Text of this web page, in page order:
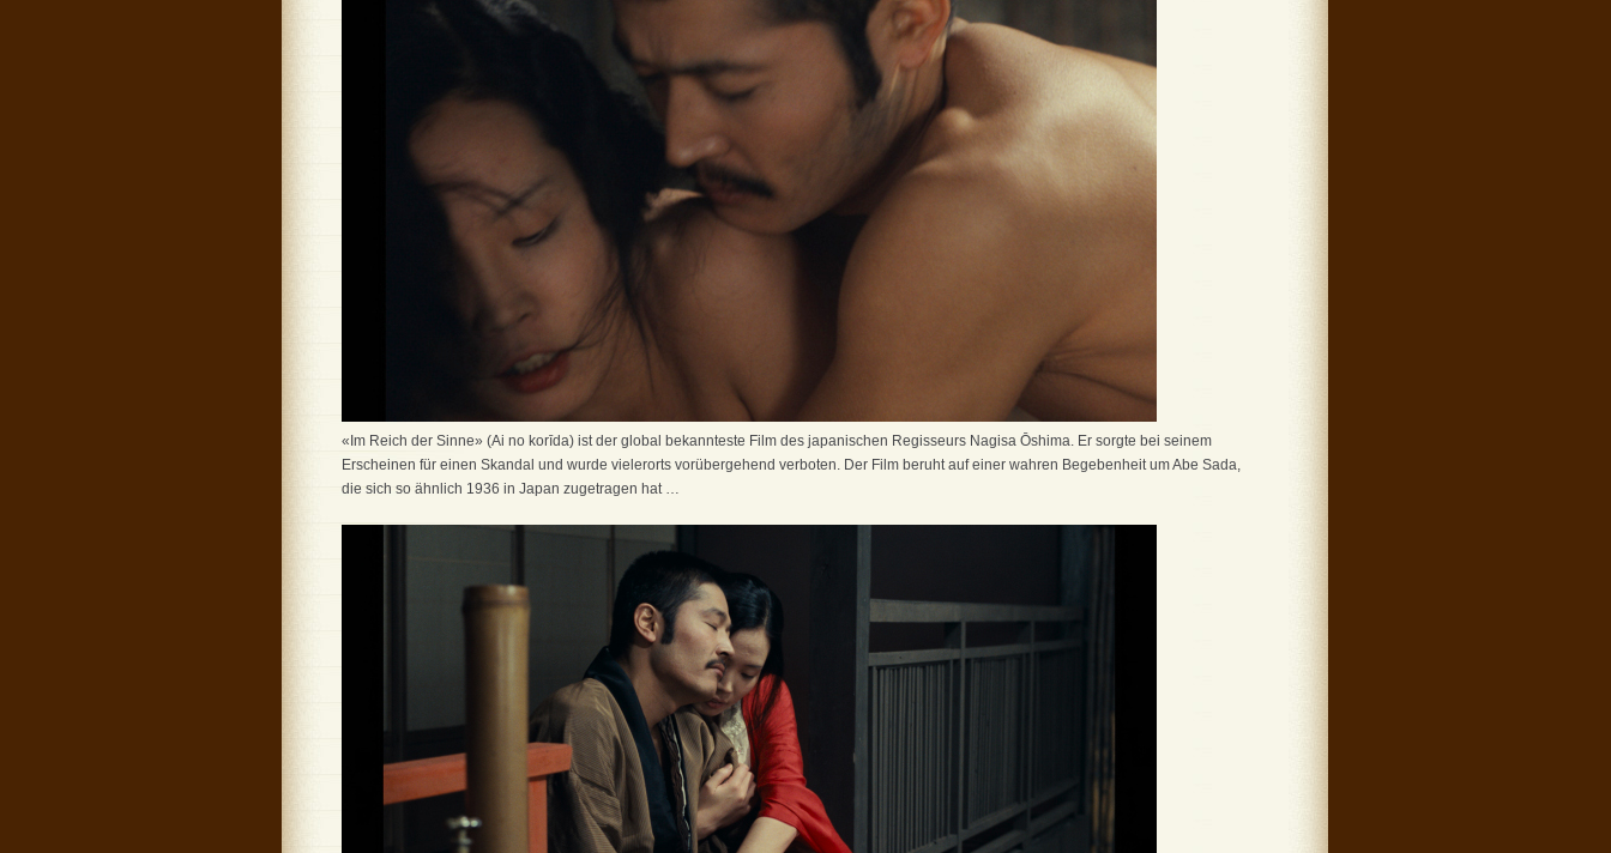
«Im Reich der Sinne» (Ai no korīda) ist der global bekannteste Film des japanischen Regisseurs Nagisa Ōshima. Er sorgte bei seinem
Erscheinen für einen Skandal und wurde vielerorts vorübergehend verboten. Der Film beruht auf einer wahren Begebenheit um Abe Sada,
die sich so ähnlich 1936 in Japan zugetragen hat …